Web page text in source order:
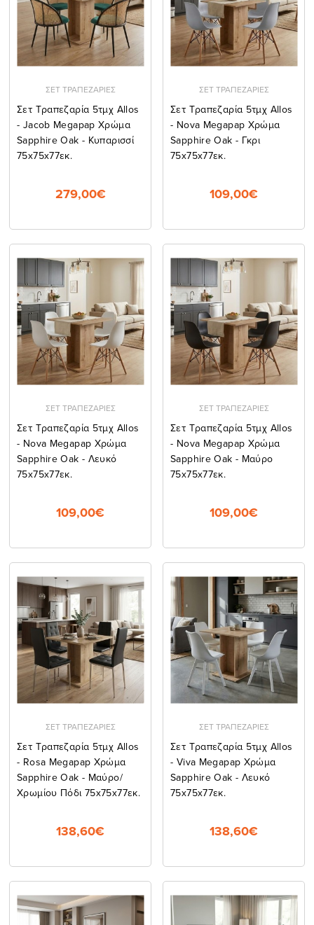
ΣΕΤ ΤΡΑΠΕΖΑΡΙΕΣ
Σετ Τραπεζαρία 5τμχ Allos
- Jacob Megapap Χρώμα
Sapphire Oak - Κυπαρισσί
75x75x77εκ.
279,00€
ΣΕΤ ΤΡΑΠΕΖΑΡΙΕΣ
Σετ Τραπεζαρία 5τμχ Allos
- Nova Megapap Χρώμα
Sapphire Oak - Γκρι
75x75x77εκ.
109,00€
ΣΕΤ ΤΡΑΠΕΖΑΡΙΕΣ
Σετ Τραπεζαρία 5τμχ Allos
- Nova Megapap Χρώμα
Sapphire Oak - Λευκό
75x75x77εκ.
109,00€
ΣΕΤ ΤΡΑΠΕΖΑΡΙΕΣ
Σετ Τραπεζαρία 5τμχ Allos
- Nova Megapap Χρώμα
Sapphire Oak - Μαύρο
75x75x77εκ.
109,00€
ΣΕΤ ΤΡΑΠΕΖΑΡΙΕΣ
Σετ Τραπεζαρία 5τμχ Allos
- Rosa Megapap Χρώμα
Sapphire Oak - Μαύρο/
Χρωμίου Πόδι 75x75x77εκ.
138,60€
ΣΕΤ ΤΡΑΠΕΖΑΡΙΕΣ
Σετ Τραπεζαρία 5τμχ Allos
- Viva Megapap Χρώμα
Sapphire Oak - Λευκό
75x75x77εκ.
138,60€